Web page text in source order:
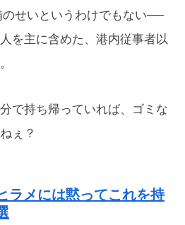
のせいというわけでもない──
を主に含めた、港内従事者以
で持ち帰っていれば、ゴミな
ぇ？
ラメには黙ってこれを持